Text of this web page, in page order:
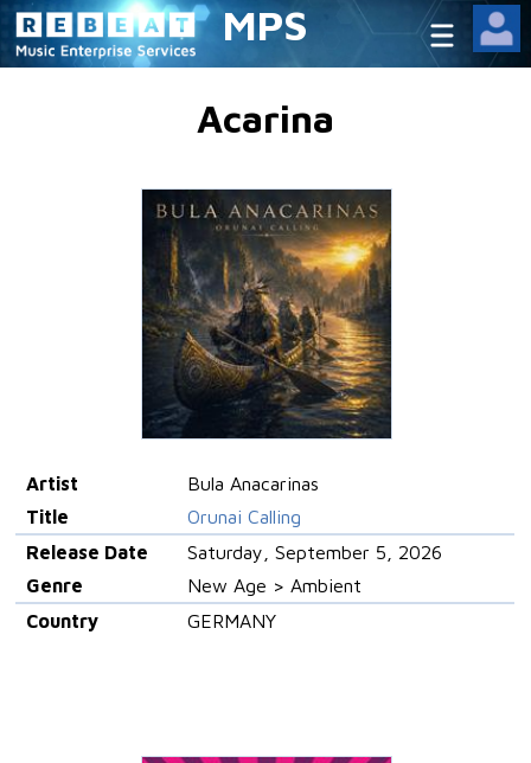
MPS
Acarina
Artist
Bula Anacarinas
Title
Orunai Calling
Release Date
Saturday, September 5, 2026
Genre
New Age > Ambient
Country
GERMANY